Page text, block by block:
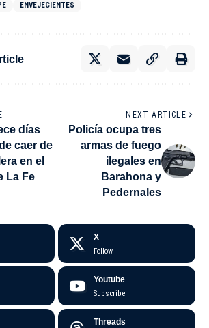
ENVEJECIENTES
días
caer de
en el
La Fe
NEXT ARTICLE
Policía ocupa tres
armas de fuego
ilegales en
Barahona y
Pedernales
X
Follow
Youtube
Subscribe
Threads